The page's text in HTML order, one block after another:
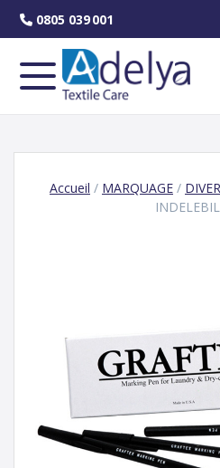
0805 039 001
Accueil / MARQUAGE /